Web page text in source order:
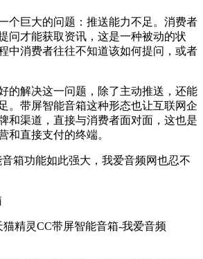
个巨大的问题：推送能力不足。消费者
问才能获取资讯，这是一种被动的状
中消费者往往不知道该如何提问，或者
的解决这一问题，除了主动推送，还能
。带屏智能音箱这种形态也让互联网企
和渠道，直接与消费者面对面，这也是
和直接支付的终端。
箱功能如此强大，我爱音频网也忍不